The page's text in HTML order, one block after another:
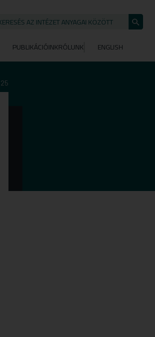
AZ INTÉZET ANYAGAI KÖZÖTT
indítása
PUBLIKÁCIÓINKRÓLUNK ENGLISH